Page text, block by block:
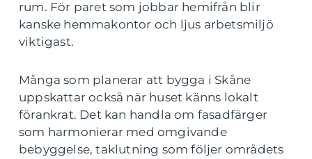
rum. För paret som jobbar hemifrån blir
kanske hemmakontor och ljus arbetsmiljö
viktigast.
Många som planerar att bygga i Skåne
uppskattar också när huset känns lokalt
förankrat. Det kan handla om fasadfärger
som harmonierar med omgivande
bebyggelse, taklutning som följer områdets